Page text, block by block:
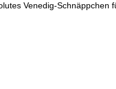
Venedig-Schnäppchen